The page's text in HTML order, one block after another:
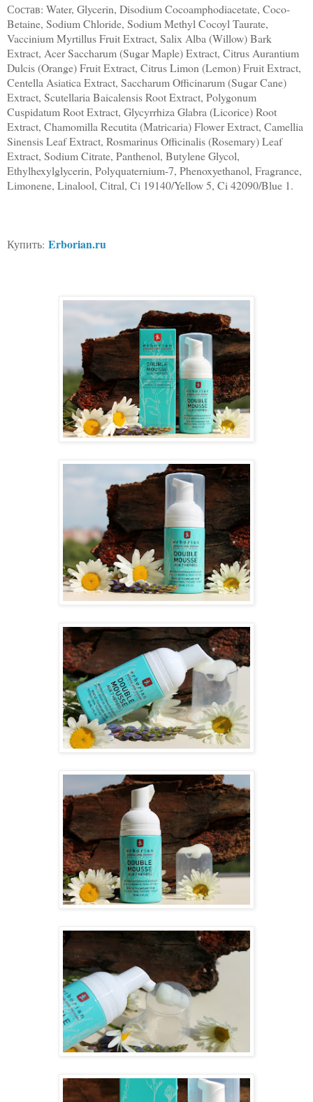
Состав: Water, Glycerin, Disodium Cocoamphodiacetate, Coco-
Betaine, Sodium Chloride, Sodium Methyl Cocoyl Taurate,
Vaccinium Myrtillus Fruit Extract, Salix Alba (Willow) Bark
Extract, Acer Saccharum (Sugar Maple) Extract, Citrus Aurantium
Dulcis (Orange) Fruit Extract, Citrus Limon (Lemon) Fruit Extract,
Centella Asiatica Extract, Saccharum Officinarum (Sugar Cane)
Extract, Scutellaria Baicalensis Root Extract, Polygonum
Cuspidatum Root Extract, Glycyrrhiza Glabra (Licorice) Root
Extract, Chamomilla Recutita (Matricaria) Flower Extract, Camellia
Sinensis Leaf Extract, Rosmarinus Officinalis (Rosemary) Leaf
Extract, Sodium Citrate, Panthenol, Butylene Glycol,
Ethylhexylglycerin, Polyquaternium-7, Phenoxyethanol, Fragrance,
Limonene, Linalool, Citral, Ci 19140/Yellow 5, Ci 42090/Blue 1.
Купить: Erborian.ru